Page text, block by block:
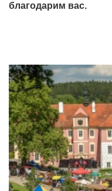
благодарим вас.